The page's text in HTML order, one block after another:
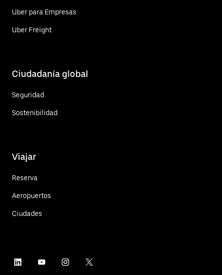
Uber para Empresas
Uber Freight
Ciudadanía global
Seguridad
Sostenibilidad
Viajar
Reserva
Aeropuertos
Ciudades